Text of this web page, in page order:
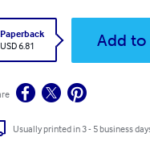
Paperback
USD 6.81
Add to
Usually printed in 3 - 5 business